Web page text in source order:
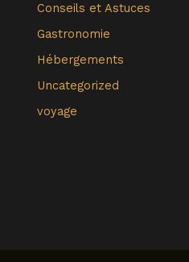
Conseils et Astuces
Gastronomie
Hébergements
Uncategorized
voyage